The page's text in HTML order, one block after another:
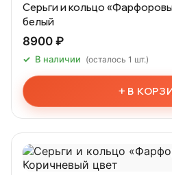
Серьги и кольцо
белый
8900 ₽
В наличии (осталось 1 шт.)
+ В